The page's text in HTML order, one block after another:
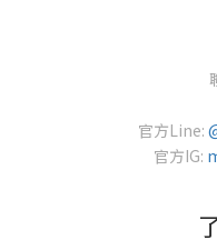
官方Line:
官方IG: